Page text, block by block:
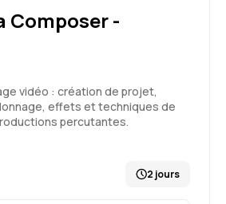
Composer -
vidéo : création de projet,
effets et techniques de
percutantes.
2 jours